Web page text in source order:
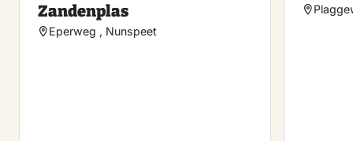
Zandenplas
Eperweg , Nunspeet